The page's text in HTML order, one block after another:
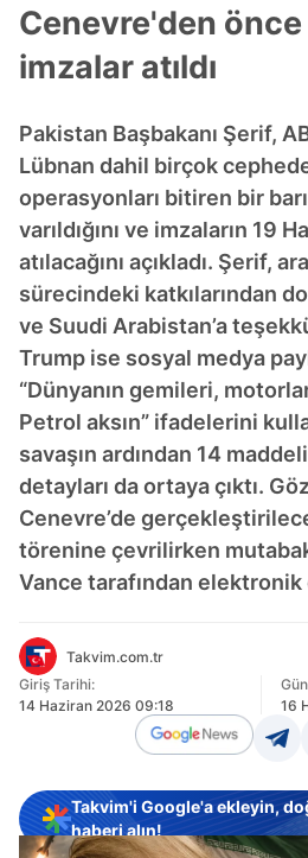
Cenevre'den
imzalar atıldı
Pakistan Başbakanı Şerif,
Lübnan dahil birçok
operasyonları bitiren bir
varıldığını ve imzaların 19
atılacağını açıkladı. Şerif,
sürecindeki katkılarından
ve Suudi Arabistan’a
Trump ise sosyal medya
“Dünyanın gemileri,
Petrol aksın” ifadelerini
savaşın ardından 14
detayları da ortaya çıktı.
Cenevre’de
törenine çevrilirken
Vance tarafından elektronik
Takvim.com.tr
Giriş Tarihi:
14 Haziran 2026 09:18
16
Takvim'i Google'a ekleyin,
haberi alın!